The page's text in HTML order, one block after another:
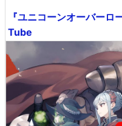
『ユニコーンオーバー
Tube